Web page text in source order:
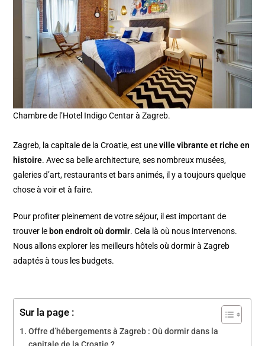
Chambre de l’Hotel Indigo Centar à Zagreb.
Zagreb, la capitale de la Croatie, est uneville vibrante et riche en
histoire. Avec sa belle architecture, ses nombreux musées,
galeries d’art, restaurants et bars animés, il y a toujours quelque
chose à voir et à faire.
Pour profiter pleinement de votre séjour, il est important de
trouver le bon endroit où dormir. Cela là où nous intervenons.
Nous allons explorer les meilleurs hôtels où dormir à Zagreb
adaptés à tous les budgets.
Sur la page :
Offre d’hébergements à Zagreb : Où dormir dans la